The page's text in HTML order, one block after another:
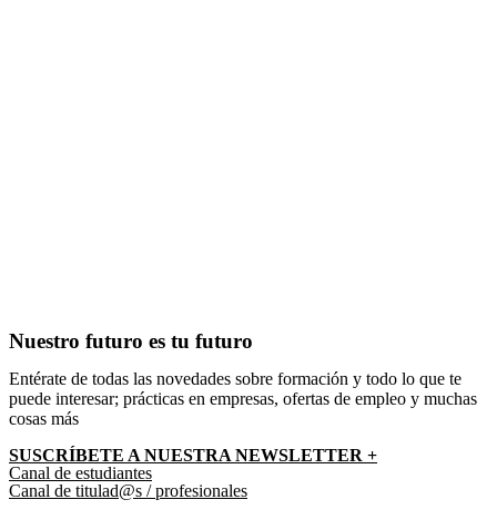
Nuestro futuro es tu futuro
Entérate de todas las novedades sobre formación y todo lo que te
puede interesar; prácticas en empresas, ofertas de empleo y muchas
cosas más
SUSCRÍBETE A NUESTRA NEWSLETTER +​
Canal de estudiantes
Canal de titulad@s / profesionales